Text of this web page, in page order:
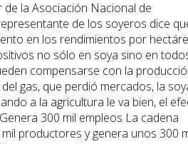
la Asociación Nacional de
de los soyeros dice
en los rendimientos por
no sólo en soya sino en
compensarse con la
gas, que perdió mercados, la
a la agricultura le va bien, el
300 mil empleos La cadena
productores y genera unos 300